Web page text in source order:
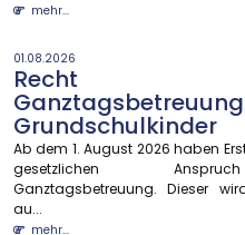
mehr...
01.08.2026
Recht
Grundschulkinder
Ab dem 1. August 2026 haben
gesetzlichen
Ganztagsbetreuung. Dieser
au...
mehr...
28.07.2026
und
auf dem Smartphone
Die EUDI-Wallet soll ab 2027
werden und digitale Ausweise,
Bezahlfunktionen bünde...
mehr...
28.07.2026